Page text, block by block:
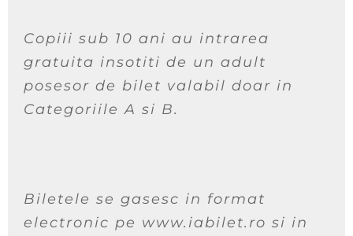
Copiii sub 10 ani au intrarea
gratuita insotiti de un adult
posesor de bilet valabil doar in
Categoriile A si B.
Biletele se gasesc in format
electronic pe www.iabilet.ro si in